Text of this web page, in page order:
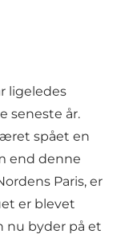
ligeledes
seneste år.
spået en
end denne
Paris, er
er blevet
nu byder på et